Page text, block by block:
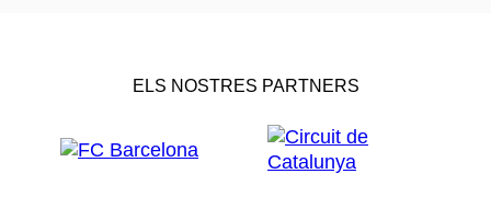
ELS NOSTRES PARTNERS